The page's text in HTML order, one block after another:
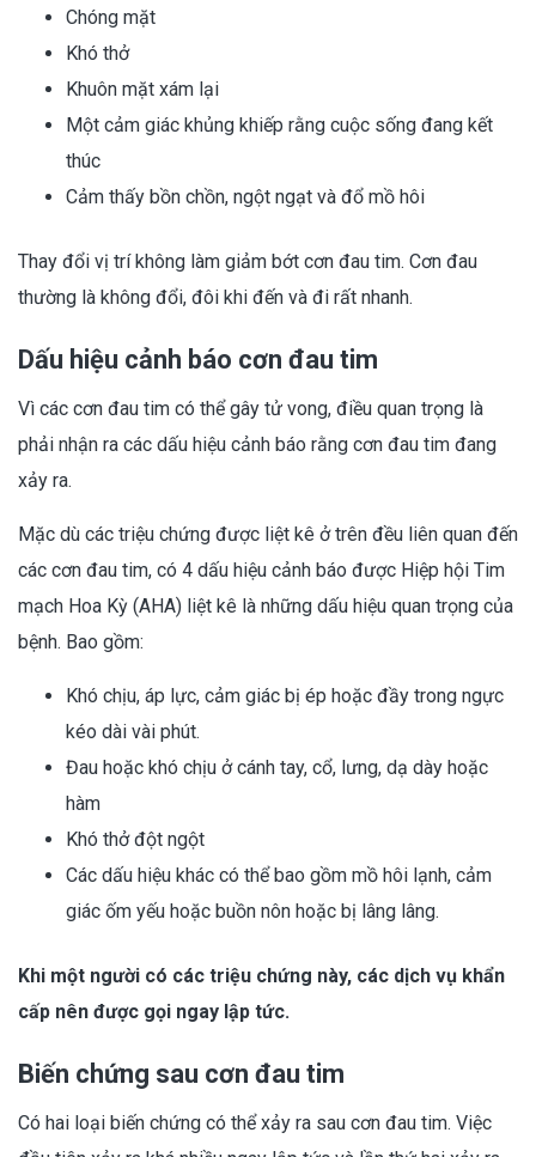
Chóng mặt
Khó thở
Khuôn mặt xám lại
Một cảm giác khủng khiếp rằng cuộc sống đang kết
thúc
Cảm thấy bồn chồn, ngột ngạt và đổ mồ hôi
Thay đổi vị trí không làm giảm bớt cơn đau tim. Cơn đau
thường là không đổi, đôi khi đến và đi rất nhanh.
Dấu hiệu cảnh báo cơn đau tim
Vì các cơn đau tim có thể gây tử vong, điều quan trọng là
phải nhận ra các dấu hiệu cảnh báo rằng cơn đau tim đang
xảy ra.
Mặc dù các triệu chứng được liệt kê ở trên đều liên quan đến
các cơn đau tim, có 4 dấu hiệu cảnh báo được Hiệp hội Tim
mạch Hoa Kỳ (AHA) liệt kê là những dấu hiệu quan trọng của
bệnh. Bao gồm:
Khó chịu, áp lực, cảm giác bị ép hoặc đầy trong ngực
kéo dài vài phút.
Đau hoặc khó chịu ở cánh tay, cổ, lưng, dạ dày hoặc
hàm
Khó thở đột ngột
Các dấu hiệu khác có thể bao gồm mồ hôi lạnh, cảm
giác ốm yếu hoặc buồn nôn hoặc bị lâng lâng.
Khi một người có các triệu chứng này, các dịch vụ khẩn
cấp nên được gọi ngay lập tức.
Biến chứng sau cơn đau tim
Có hai loại biến chứng có thể xảy ra sau cơn đau tim. Việc